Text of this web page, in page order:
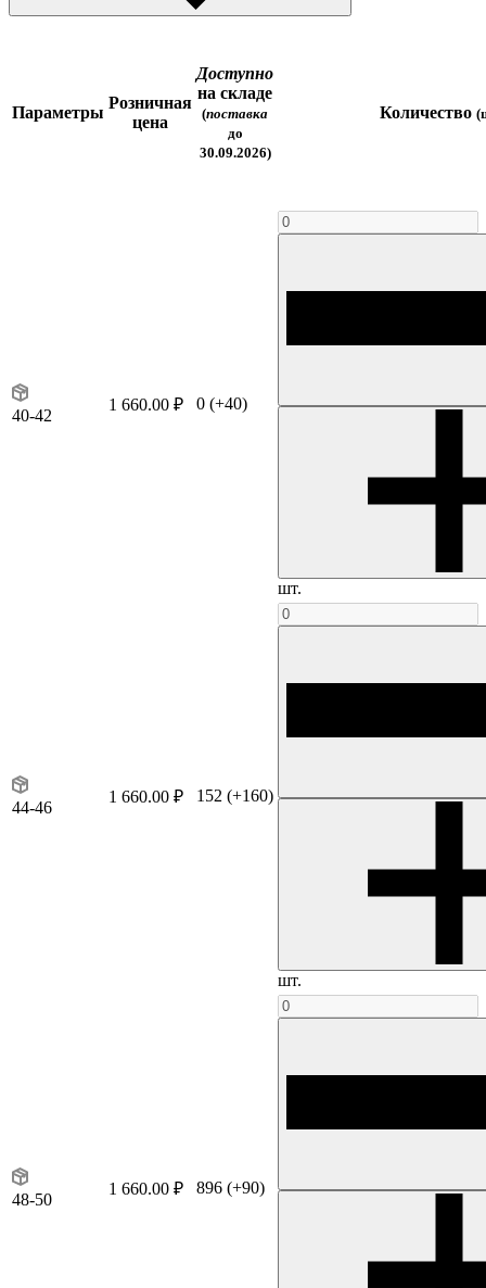
Параметры
Розничная
цена
Доступно
на складе
(поставка
до
30.09.2026)
Количество
40-42
1 660.00 ₽ 0 (+40)
шт.
44-46
1 660.00 ₽ 152 (+160)
шт.
48-50
1 660.00 ₽ 896 (+90)